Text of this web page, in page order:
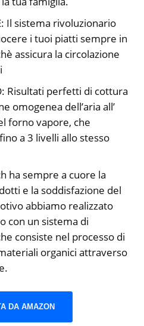
Il sistema rivoluzionario
i tuoi piatti sempre in
assicura la circolazione
Risultati perfetti di cottura
omogenea dell’aria all’
forno vapore, che
a 3 livelli allo stesso
ha sempre a cuore la
e la soddisfazione del
abbiamo realizzato
con un sistema di
consiste nel processo di
organici attraverso
DA AMAZON